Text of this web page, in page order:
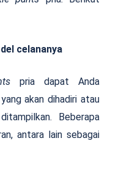
celananya
pria dapat Anda
akan dihadiri atau
Beberapa
antara lain sebagai